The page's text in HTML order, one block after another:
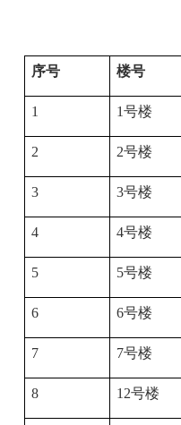
序号 楼号
1 1号楼
2 2号楼
3 3号楼
4 4号楼
5 5号楼
6 6号楼
7 7号楼
8 12号楼